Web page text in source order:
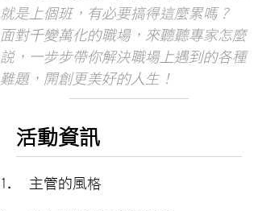
就是上個班，有必要搞得這麼累嗎？
面對千變萬化的職場，來聽聽專家怎麼
說，一步步帶你解決職場上遇到的各種
難題，開創更美好的人生！
​活動資訊
主管的風格